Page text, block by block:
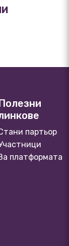
партьор
платформата